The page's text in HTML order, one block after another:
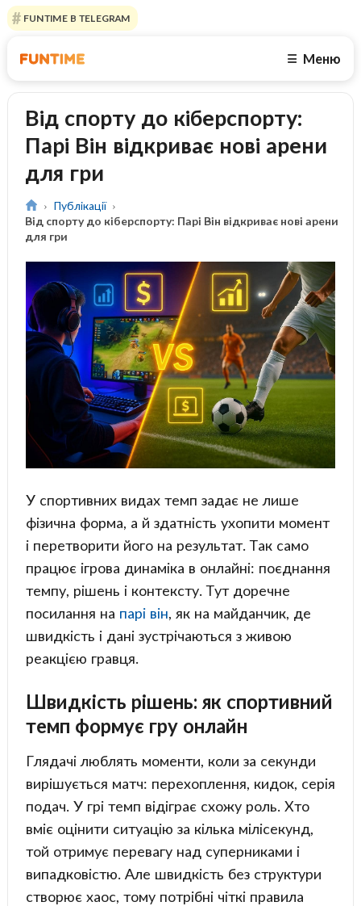
FUNTIME В TELEGRAM
☰ Меню
Від спорту до кіберспорту:
Парі Він відкриває нові арени
для гри
Публікації
Від спорту до кіберспорту: Парі Він відкриває нові арени
для гри
У спортивних видах темп задає не лише
фізична форма, а й здатність ухопити момент
і перетворити його на результат. Так само
працює ігрова динаміка в онлайні: поєднання
темпу, рішень і контексту. Тут доречне
посилання на парі він, як на майданчик, де
швидкість і дані зустрічаються з живою
реакцією гравця.
Швидкість рішень: як спортивний
темп формує гру онлайн
Глядачі люблять моменти, коли за секунди
вирішується матч: перехоплення, кидок, серія
подач. У грі темп відіграє схожу роль. Хто
вміє оцінити ситуацію за кілька мілісекунд,
той отримує перевагу над суперниками і
випадковістю. Але швидкість без структури
створює хаос, тому потрібні чіткі правила